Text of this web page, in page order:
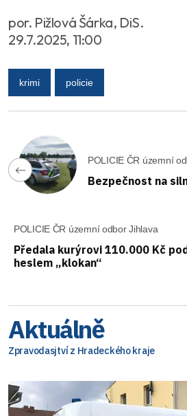
por. Pižlová Šárka, DiS.
29.7.2025, 11:00
krimi policie
POLICIE ČR územní
Bezpečnost na
POLICIE ČR územní odbor Jihlava
Předala kurýrovi 110.000 Kč
heslem „klokan“
Aktuálně
Zpravodasjtví z Hradeckého kraje